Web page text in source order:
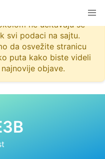
problema sa Nostr
ne učitavaju se
svi podaci na sajtu.
da osvežite stranicu
puta kako biste videli
najnovije objave.